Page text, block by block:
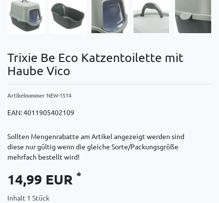
Trixie Be Eco Katzentoilette mit
Haube Vico
Artikelnummer NEW-1514
EAN:4011905402109
Sollten Mengenrabatte am Artikel angezeigt werden sind
diese nur gültig wenn die gleiche Sorte/Packungsgröße
mehrfach bestellt wird!
14,99 EUR *
Inhalt 1 Stück